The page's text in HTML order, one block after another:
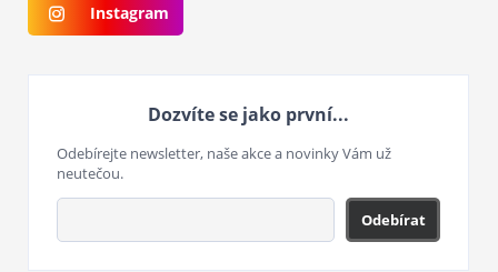
Instagram
Dozvíte se jako první...
Odebírejte newsletter, naše akce a novinky Vám už
neutečou.
Odebírat